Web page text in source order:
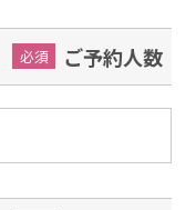
ご予約人数
必須